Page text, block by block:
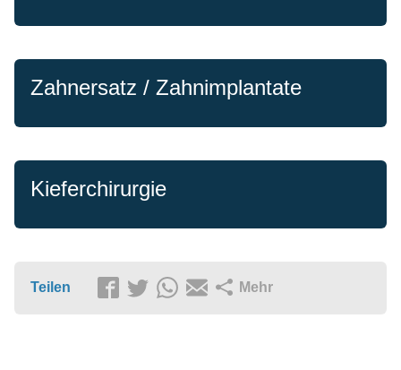
Zahnersatz / Zahnimplantate
Kieferchirurgie
Teilen Mehr